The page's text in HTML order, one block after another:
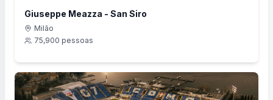
Giuseppe Meazza - San Siro
Milão
75,900 pessoas